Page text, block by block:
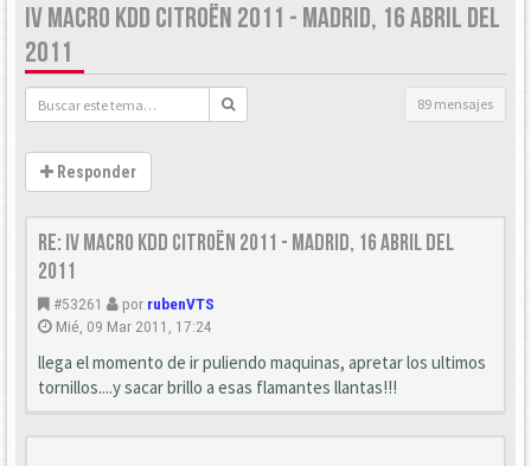
IV MACRO KDD CITROËN 2011 - MADRID, 16 ABRIL DEL
2011
89 mensajes
Responder
Re: IV Macro KDD Citroën 2011 - Madrid, 16 Abril del
2011
#53261 por rubenVTS
Mié, 09 Mar 2011, 17:24
llega el momento de ir puliendo maquinas, apretar los ultimos
tornillos....y sacar brillo a esas flamantes llantas!!!